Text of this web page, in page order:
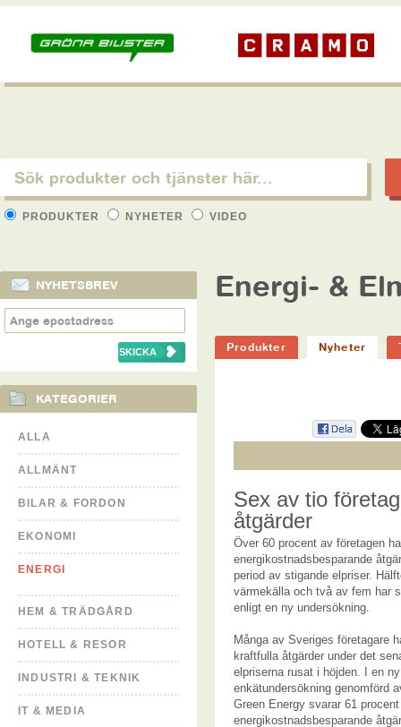
PRODUKTER NYHETER VIDEO
NYHETSBREV
KATEGORIER
ALLA
ALLMÄNT
BILAR & FORDON
EKONOMI
ENERGI
HEM & TRÄDGÅRD
HOTELL & RESOR
INDUSTRI & TEKNIK
IT & MEDIA
Energi- &
Produkter Nyheter
Sex av tio
åtgärder
Över 60 procent av företagen
energikostnadsbesparande
period av stigande elpriser.
värmekälla och två av fem har
enligt en ny undersökning.
Många av Sveriges företagare
kraftfulla åtgärder under det
elpriserna rusat i höjden. I en ny
enkätundersökning genomförd
Green Energy svarar 61
energikostnadsbesparande